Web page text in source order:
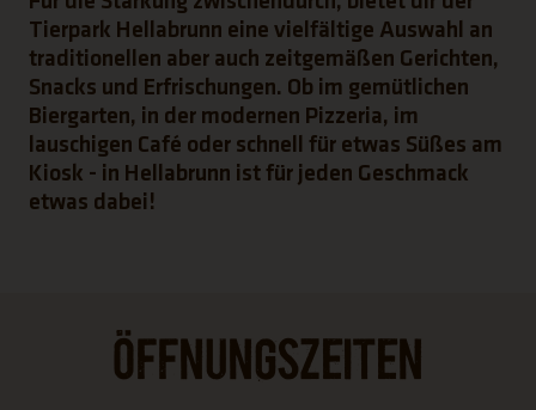
Tierpark Hellabrunn eine vielfältige Auswahl an
traditionellen aber auch zeitgemäßen Gerichten,
Snacks und Erfrischungen. Ob im gemütlichen
Biergarten, in der modernen Pizzeria, im
lauschigen Café oder schnell für etwas Süßes am
Kiosk - in Hellabrunn ist für jeden Geschmack
etwas dabei!
Öffnungszeiten